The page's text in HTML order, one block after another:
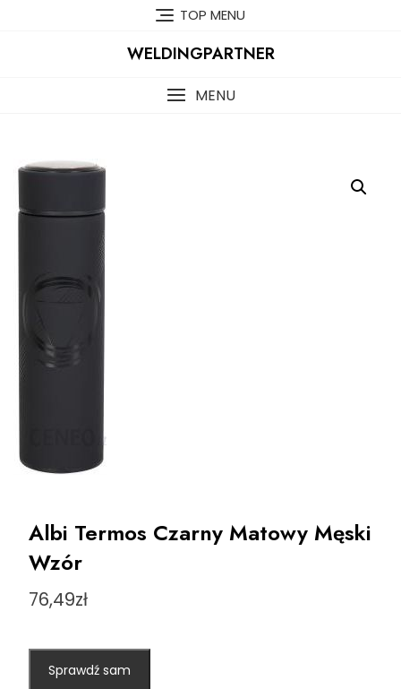
TOP MENU
WELDINGPARTNER
MENU
Albi Termos Czarny Matowy Męski
Wzór
76,49zł
Sprawdź sam